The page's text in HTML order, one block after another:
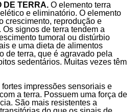
DE TERRA.O elemento terra
e eliminatório. O elemento
crescimento, reprodução e
signos de terra tendem a
tumoral ou distúrbio
e uma dieta de alimentos
de terra, que é agravado pela
sedentários. Muitas vezes têm
impressões sensoriais e
a terra. Possuem uma força de
São mais resistentes a